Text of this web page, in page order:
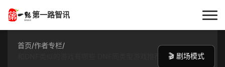
第一路智讯
首页
首页 /作者专栏/
🎬 剧场模式